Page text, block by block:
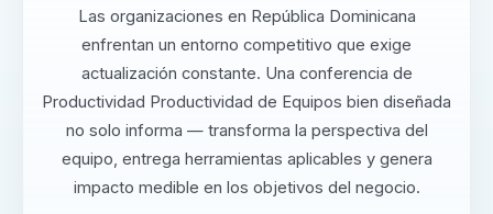
Las organizaciones en República Dominicana
enfrentan un entorno competitivo que exige
actualización constante. Una conferencia de
Productividad Productividad de Equipos bien diseñada
no solo informa — transforma la perspectiva del
equipo, entrega herramientas aplicables y genera
impacto medible en los objetivos del negocio.